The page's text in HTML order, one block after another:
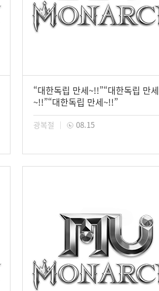
“대한독립 만세~!!”“대한독립 만세
~!!”“대한독립 만세~!!”
광복절 08.15